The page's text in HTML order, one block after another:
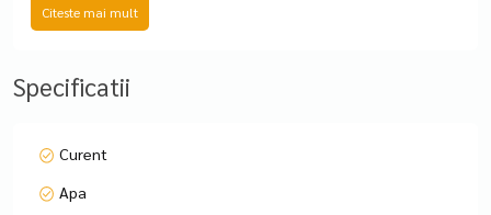
Bloc P + 7/8, construit în 1969
Parter – acces facil și cerere mare pe termen scurt
Balcon spațios de 9 m² (neinclus în RLV)
Caracteristici principale:
Citeste mai mult
Specificatii
Curent
Apa